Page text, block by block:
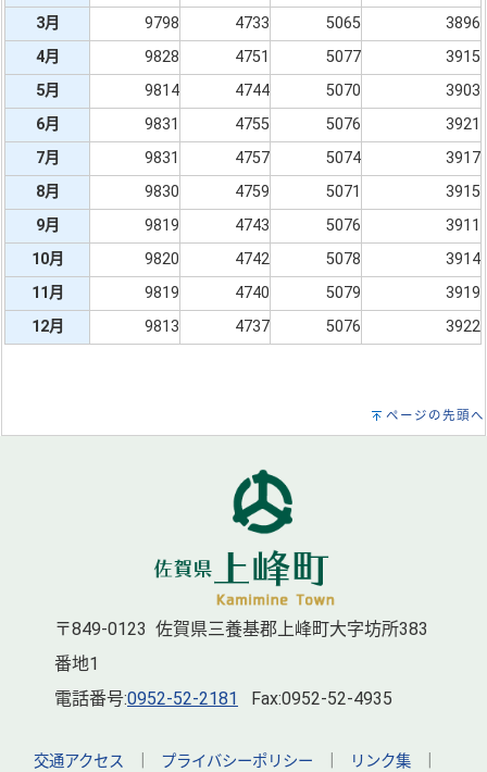
3月
9798 4733 5065
3896
4月
9828 4751 5077
3915
5月
9814 4744 5070
3903
6月
9831 4755 5076
3921
7月
9831 4757 5074
3917
8月
9830 4759 5071
3915
9月
9819 4743 5076
3911
10月
9820 4742 5078
3914
11月
9819 4740 5079
3919
12月
9813 4737 5076 3922
ページの先頭へ
〒849-0123 佐賀県三養基郡上峰町大字坊所383
番地1
電話番号:0952-52-2181 Fax:0952-52-4935
交通アクセス プライバシーポリシー リンク集